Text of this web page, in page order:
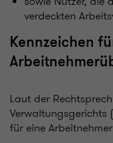
verdeckten
Kennzeichen
Laut der
Verwaltungsgerichts
für eine